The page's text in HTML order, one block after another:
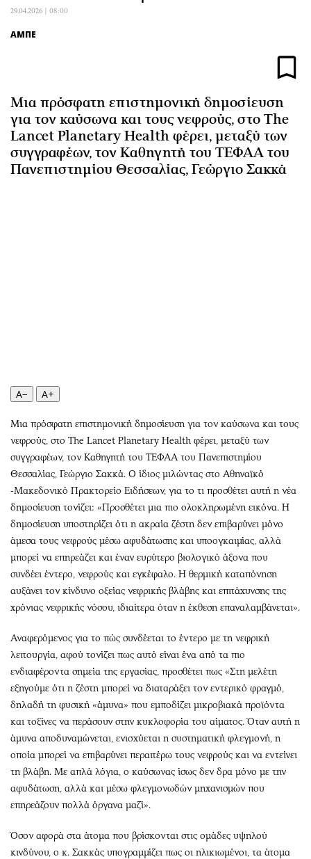
Αθλητισμός
Κύπρος
Οικονομική
Οικονομία
Real Estate
Επιχειρήσεις
Πολιτισμός
Θέατρο-Χορός
Μουσική
Εικαστικά
Βιβλίο
Χειρόγραφα
Αυτοκίνηση
Αφιερώματα
Πολιτική
Οικονομία
Γενικά
Podcasts
Uncut
Προσφορές
Προσωπικότητες στην ''Κ''
Επιστολές
29.04.2026 | 08:00
ΑΜΠΕ
Μια πρόσφατη επιστημονική δημοσίευση
για τον καύσωνα και τους νεφρούς, στο The
Lancet Planetary Health φέρει, μεταξύ των
συγγραφέων, τον Καθηγητή του ΤΕΦΑΑ του
Πανεπιστημίου Θεσσαλίας, Γεώργιο Σακκά
A− A+
Μια πρόσφατη επιστημονική δημοσίευση για τον καύσωνα και τους
νεφρούς, στο The Lancet Planetary Health φέρει, μεταξύ των
συγγραφέων, τον Καθηγητή του ΤΕΦΑΑ του Πανεπιστημίου
Θεσσαλίας, Γεώργιο Σακκά. Ο ίδιος μιλώντας στο Αθηναϊκό
-Μακεδονικό Πρακτορείο Ειδήσεων, για το τι προσθέτει αυτή η νέα
δημοσίευση τονίζει: «Προσθέτει μια πιο ολοκληρωμένη εικόνα. Η
δημοσίευση υποστηρίζει ότι η ακραία ζέστη δεν επιβαρύνει μόνο
άμεσα τους νεφρούς μέσω αφυδάτωσης και υποογκαιμίας, αλλά
μπορεί να επηρεάζει και έναν ευρύτερο βιολογικό άξονα που
συνδέει έντερο, νεφρούς και εγκέφαλο. Η θερμική καταπόνηση
αυξάνει τον κίνδυνο οξείας νεφρικής βλάβης και επιτάχυνσης της
χρόνιας νεφρικής νόσου, ιδιαίτερα όταν η έκθεση επαναλαμβάνεται».
Αναφερόμενος για το πώς συνδέεται το έντερο με τη νεφρική
λειτουργία, αφού τονίζει πως αυτό είναι ένα από τα πιο
ενδιαφέροντα σημεία της εργασίας, προσθέτει πως «Στη μελέτη
εξηγούμε ότι η ζέστη μπορεί να διαταράξει τον εντερικό φραγμό,
δηλαδή τη φυσική «άμυνα» που εμποδίζει μικροβιακά προϊόντα
και τοξίνες να περάσουν στην κυκλοφορία του αίματος. Όταν αυτή η
άμυνα αποδυναμώνεται, ενισχύεται η συστηματική φλεγμονή, η
οποία μπορεί να επιβαρύνει περαιτέρω τους νεφρούς και να εντείνει
τη βλάβη. Με απλά λόγια, ο καύσωνας ίσως δεν δρα μόνο με την
αφυδάτωση, αλλά και μέσω φλεγμονωδών μηχανισμών που
επηρεάζουν πολλά όργανα μαζί».
Όσον αφορά στα άτομα που βρίσκονται στις ομάδες υψηλού
κινδύνου, ο κ. Σακκάς υπογραμμίζει πως οι ηλικιωμένοι, τα άτομα